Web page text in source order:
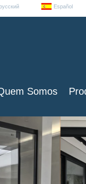
Español
Somos